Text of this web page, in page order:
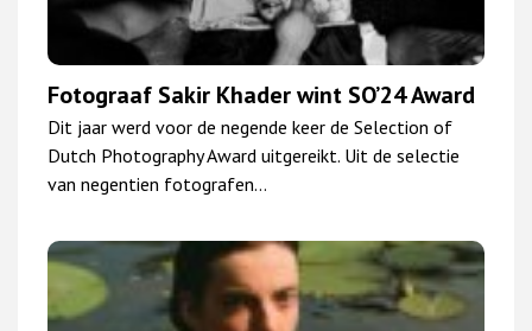
Fotograaf Sakir Khader wint SO’24 Award
Dit jaar werd voor de negende keer de Selection of
Dutch Photography Award uitgereikt. Uit de selectie
van negentien fotografen…